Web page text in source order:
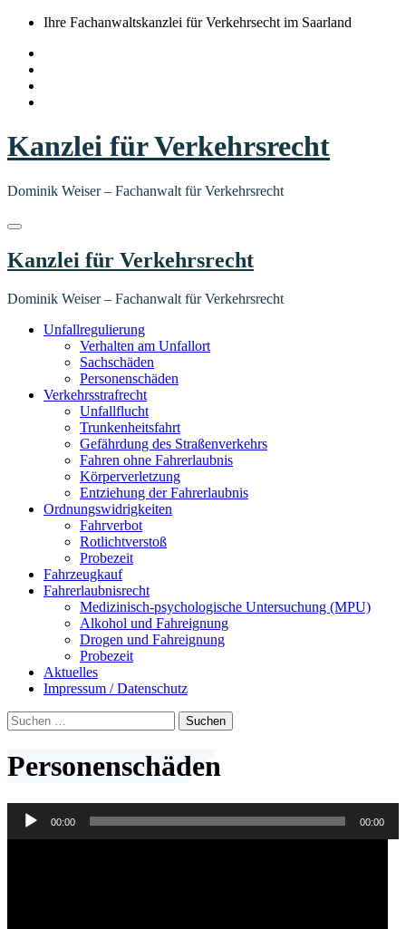
Springe
Inhalt
Ihre Fachanwaltskanzlei für Verkehrsecht im Saarland
Kanzlei für Verkehrsrecht
Dominik Weiser – Fachanwalt für Verkehrsrecht
Kanzlei für Verkehrsrecht
Dominik Weiser – Fachanwalt für Verkehrsrecht
Unfallregulierung
Verhalten am Unfallort
Sachschäden
Personenschäden
Verkehrsstrafrecht
Unfallflucht
Trunkenheitsfahrt
Gefährdung des Straßenverkehrs
Fahren ohne Fahrerlaubnis
Körperverletzung
Entziehung der Fahrerlaubnis
Ordnungswidrigkeiten
Fahrverbot
Rotlichtverstoß
Probezeit
Fahrzeugkauf
Fahrerlaubnisrecht
Medizinisch-psychologische Untersuchung (MPU)
Alkohol und Fahreignung
Drogen und Fahreignung
Probezeit
Aktuelles
Impressum / Datenschutz
Suchen
nach:
Personenschäden
Audio-
Player
00:00 00:00